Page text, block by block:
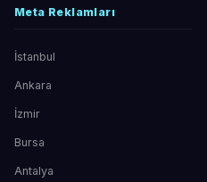
Meta Reklamları
İstanbul
Ankara
İzmir
Bursa
Antalya